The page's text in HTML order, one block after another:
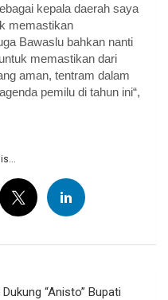
kepala daerah saya
memastikan
Bawaslu bahkan nanti
memastikan dari
aman, tentram dalam
pemilu di tahun ini“,
“Anisto” Bupati